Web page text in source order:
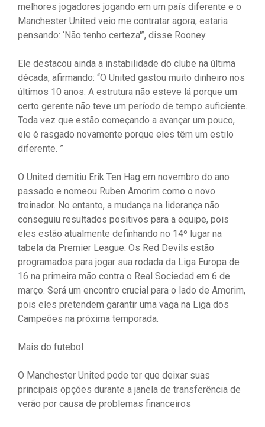
melhores jogadores jogando em um país diferente e o
Manchester United veio me contratar agora, estaria
pensando: ‘Não tenho certeza'”, disse Rooney.
Ele destacou ainda a instabilidade do clube na última
década, afirmando: “O United gastou muito dinheiro nos
últimos 10 anos. A estrutura não esteve lá porque um
certo gerente não teve um período de tempo suficiente.
Toda vez que estão começando a avançar um pouco,
ele é rasgado novamente porque eles têm um estilo
diferente. ”
O United demitiu Erik Ten Hag em novembro do ano
passado e nomeou Ruben Amorim como o novo
treinador. No entanto, a mudança na liderança não
conseguiu resultados positivos para a equipe, pois
eles estão atualmente definhando no 14º lugar na
tabela da Premier League. Os Red Devils estão
programados para jogar sua rodada da Liga Europa de
16 na primeira mão contra o Real Sociedad em 6 de
março. Será um encontro crucial para o lado de Amorim,
pois eles pretendem garantir uma vaga na Liga dos
Campeões na próxima temporada.
Mais do futebol
O Manchester United pode ter que deixar suas
principais opções durante a janela de transferência de
verão por causa de problemas financeiros